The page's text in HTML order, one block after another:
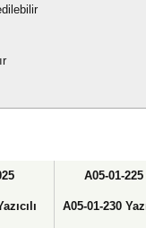
A05-01-225
A05-01-230